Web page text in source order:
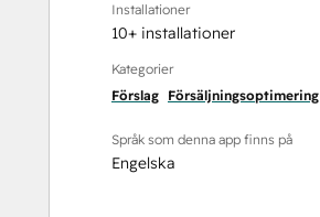
Installationer
10+ installationer
Kategorier
Förslag Försäljningsoptimering
Språk som denna app finns på
Engelska